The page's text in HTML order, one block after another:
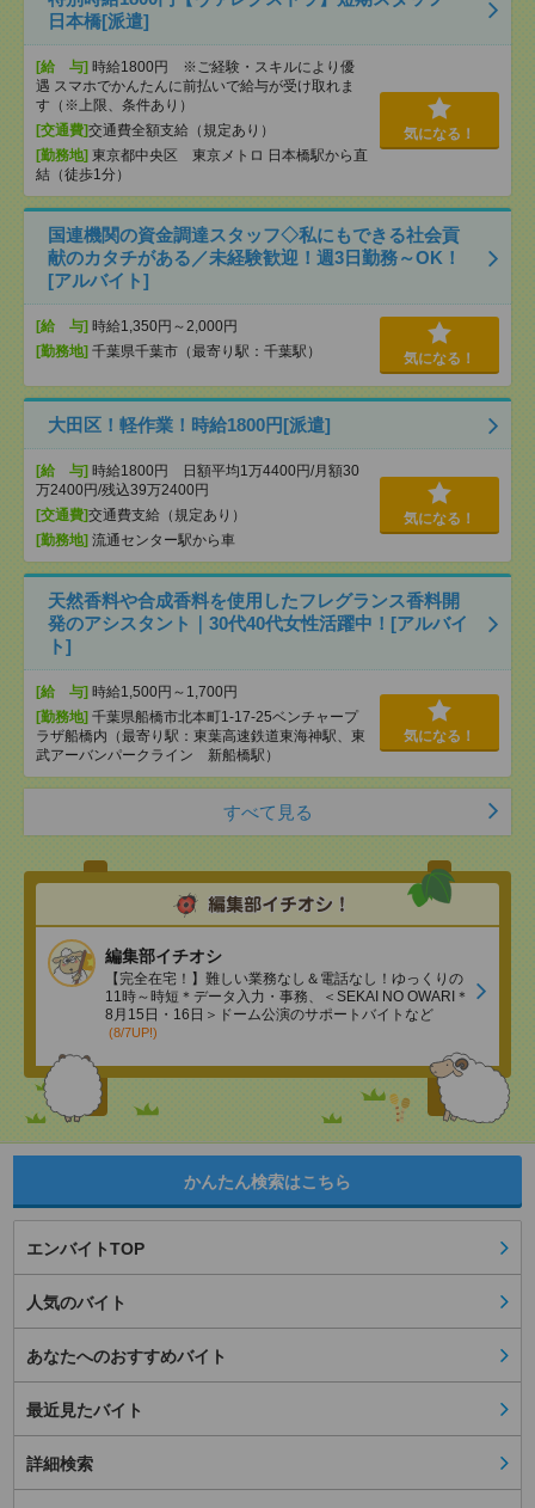
日本橋[派遣]
[給 与] 時給1800円 ※ご経験・スキルにより優
遇 スマホでかんたんに前払いで給与が受け取れま
す（※上限、条件あり）
[交通費]交通費全額支給（規定あり）
[勤務地] 東京都中央区 東京メトロ 日本橋駅から直
結（徒歩1分）
気になる！
国連機関の資金調達スタッフ◇私にもできる社会貢
献のカタチがある／未経験歓迎！週3日勤務～OK！
[アルバイト]
[給 与] 時給1,350円～2,000円
[勤務地] 千葉県千葉市（最寄り駅：千葉駅） 気になる！
大田区！軽作業！時給1800円[派遣]
[給 与] 時給1800円 日額平均1万4400円/月額30
万2400円/残込39万2400円
[交通費]交通費支給（規定あり）
[勤務地] 流通センター駅から車
気になる！
天然香料や合成香料を使用したフレグランス香料開
発のアシスタント｜30代40代女性活躍中！[アルバイ
ト]
[給 与] 時給1,500円～1,700円
[勤務地] 千葉県船橋市北本町1-17-25ベンチャープ
ラザ船橋内（最寄り駅：東葉高速鉄道東海神駅、東
武アーバンパークライン 新船橋駅）
気になる！
すべて見る
編集部イチオシ
【完全在宅！】難しい業務なし＆電話なし！ゆっくりの
11時～時短＊データ入力・事務、＜SEKAI NO OWARI＊
8月15日・16日＞ドーム公演のサポートバイトなど
(8/7UP!)
かんたん検索はこちら
エンバイトTOP
人気のバイト
あなたへのおすすめバイト
最近見たバイト
詳細検索